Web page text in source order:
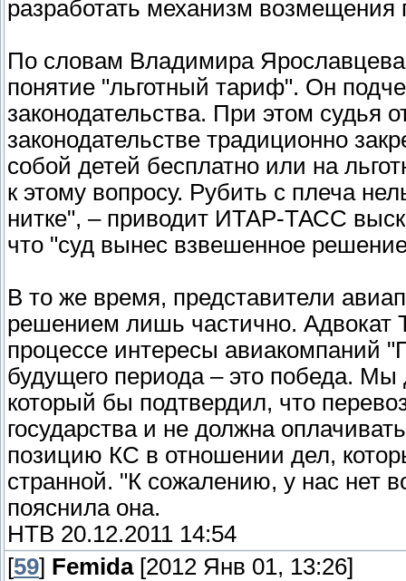
разработать механизм возмещения
По словам Владимира
понятие "льготный тариф". Он
законодательства. При этом судья
законодательстве традиционно
собой детей бесплатно или на
к этому вопросу. Рубить с плеча
нитке", – приводит ИТАР-ТАСС
что "суд вынес взвешенное
В то же время, представители
решением лишь частично. Адвокат
процессе интересы авиакомпаний
будущего периода – это победа.
который бы подтвердил, что
государства и не должна
позицию КС в отношении дел,
странной. "К сожалению, у нас нет
пояснила она.
НТВ 20.12.2011 14:54
[59] Femida[2012 Янв 01, 13:26]